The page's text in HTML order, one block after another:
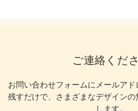
ご連絡くだ
お問い合わせフォームにメールア
残すだけで、さまざまなデザイン